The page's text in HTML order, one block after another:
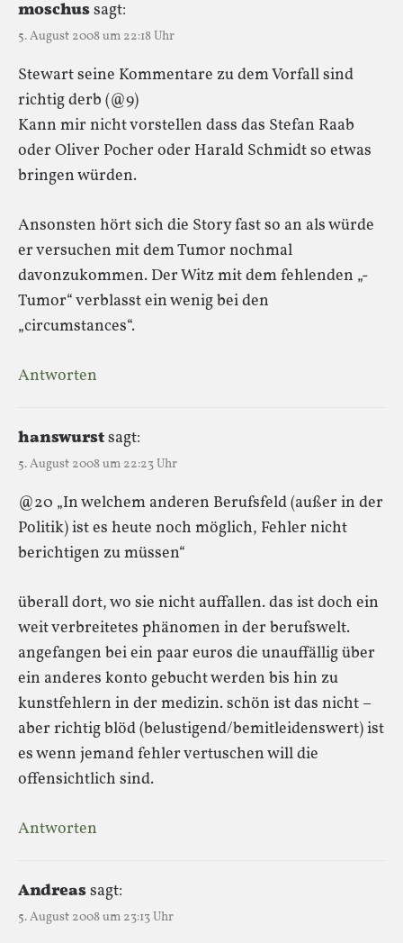
moschussagt:
5. August 2008 um 22:18 Uhr
Stewart seine Kommentare zu dem Vorfall sind
richtig derb (@9)
Kann mir nicht vorstellen dass das Stefan Raab
oder Oliver Pocher oder Harald Schmidt so etwas
bringen würden.
Ansonsten hört sich die Story fast so an als würde
er versuchen mit dem Tumor nochmal
davonzukommen. Der Witz mit dem fehlenden „-
Tumor“ verblasst ein wenig bei den
„circumstances“.
Antworten
hanswurstsagt:
5. August 2008 um 22:23 Uhr
@20 „In welchem anderen Berufsfeld (außer in der
Politik) ist es heute noch möglich, Fehler nicht
berichtigen zu müssen“
überall dort, wo sie nicht auffallen. das ist doch ein
weit verbreitetes phänomen in der berufswelt.
angefangen bei ein paar euros die unauffällig über
ein anderes konto gebucht werden bis hin zu
kunstfehlern in der medizin. schön ist das nicht –
aber richtig blöd (belustigend/bemitleidenswert) ist
es wenn jemand fehler vertuschen will die
offensichtlich sind.
Antworten
Andreassagt:
5. August 2008 um 23:13 Uhr